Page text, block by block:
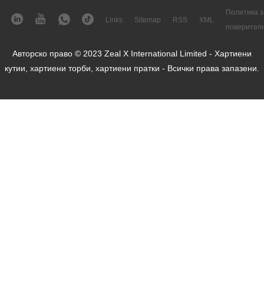
Links Sitemap RSS XML
Политика
Авторско право © 2023 Zeal X International Limited - Хартиени
кутии, хартиени торби, хартиени пратки - Всички права запазени.